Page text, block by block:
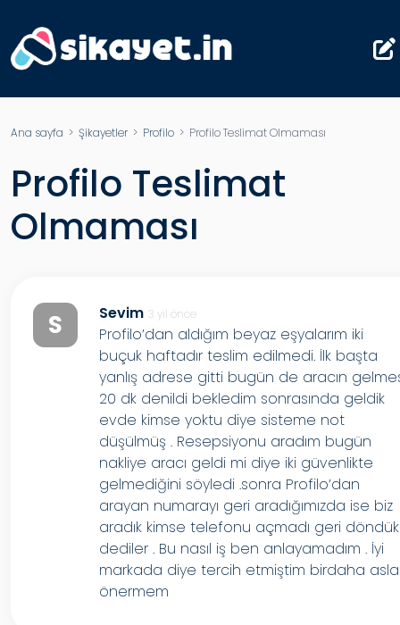
Ana sayfa > Şikayetler> Profilo > Profilo Teslimat Olmaması
Profilo Teslimat
Olmaması
S Sevim 3 yıl önce
Profilo’dan aldığım beyaz eşyalarım iki
buçuk haftadır teslim edilmedi. İlk başta
yanlış adrese gitti bugün de aracın
20 dk denildi bekledim sonrasında geldik
evde kimse yoktu diye sisteme not
düşülmüş . Resepsiyonu aradım bugün
nakliye aracı geldi mi diye iki güvenlikte
gelmediğini söyledi .sonra Profilo’dan
arayan numarayı geri aradığımızda ise biz
aradık kimse telefonu açmadı geri döndük
dediler . Bu nasıl iş ben anlayamadım . İyi
markada diye tercih etmiştim birdaha asla
önermem